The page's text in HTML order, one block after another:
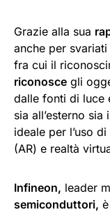
Grazie alla sua
anche per
fra cui il
riconosce gli
dalle fonti di luce
sia all’esterno
ideale per l’uso
(AR) e realtà
Infineon, leader
semiconduttori,